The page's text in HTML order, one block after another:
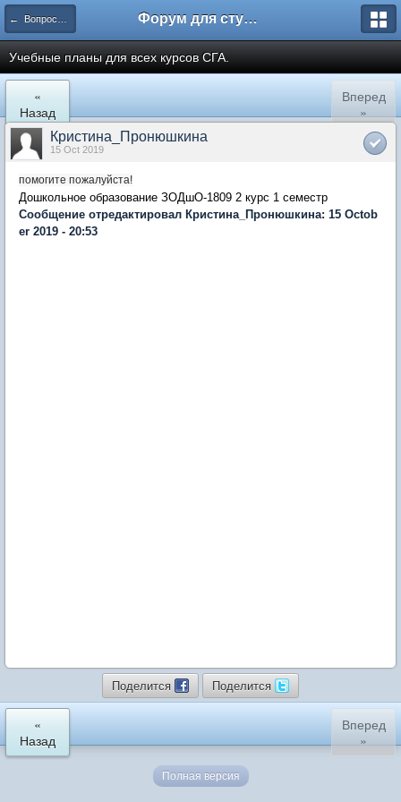
← Вопросы и ответы Форум для студента СГА
Учебные планы для всех курсов СГА.
«
Назад
Вперед
»
Кристина_Пронюшкина
15 Oct 2019
помогите пожалуйста!
Дошкольное образование ЗОДшО-1809 2 курс 1 семестр
Сообщение отредактировал Кристина_Пронюшкина: 15 Octob
er 2019 - 20:53
Поделится Поделится
«
Назад
Вперед
»
Полная версия